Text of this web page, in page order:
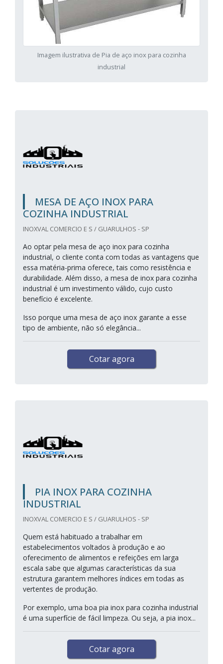
Imagem ilustrativa de Pia de aço inox para cozinha
industrial
MESA DE AÇO INOX PARA
COZINHA INDUSTRIAL
INOXVAL COMERCIO E S / GUARULHOS - SP
Ao optar pela mesa de aço inox para cozinha
industrial, o cliente conta com todas as vantagens que
essa matéria-prima oferece, tais como resistência e
durabilidade. Além disso, a mesa de inox para cozinha
industrial é um investimento válido, cujo custo
benefício é excelente.
Isso porque uma mesa de aço inox garante a esse
tipo de ambiente, não só elegância...
Cotar agora
PIA INOX PARA COZINHA
INDUSTRIAL
INOXVAL COMERCIO E S / GUARULHOS - SP
Quem está habituado a trabalhar em
estabelecimentos voltados à produção e ao
oferecimento de alimentos e refeições em larga
escala sabe que algumas características da sua
estrutura garantem melhores índices em todas as
vertentes de produção.
Por exemplo, uma boa pia inox para cozinha industrial
é uma superfície de fácil limpeza. Ou seja, a pia inox...
Cotar agora